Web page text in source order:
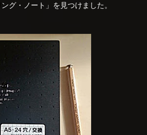
グ・ノート」を見つけました。